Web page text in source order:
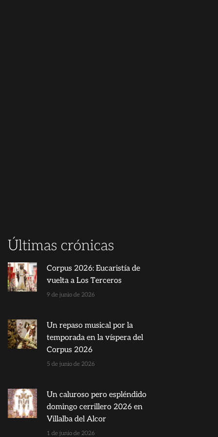
Últimas crónicas
Corpus 2026: Eucaristía de
vuelta a Los Terceros
9 de junio de 2026
Un repaso musical por la
temporada en la víspera del
Corpus 2026
5 de junio de 2026
Un caluroso pero espléndido
domingo cerrillero 2026 en
Villalba del Alcor
1 de junio de 2026